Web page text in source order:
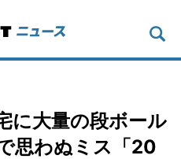
に大量の段ボール
思わぬミス「20